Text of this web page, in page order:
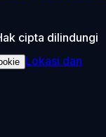
cipta dilindungi
Lokasi dan